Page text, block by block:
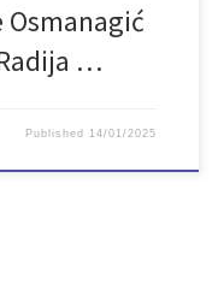
Osmanagić
…
Published 14/01/2025